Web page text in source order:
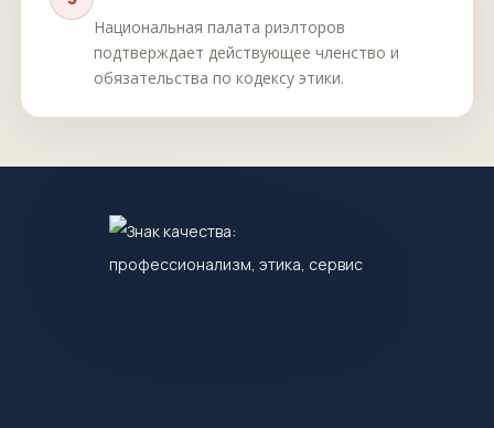
Национальная палата риэлторов
подтверждает действующее членство и
обязательства по кодексу этики.